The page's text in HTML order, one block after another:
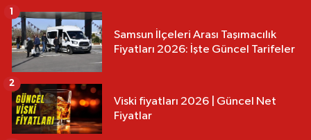
Samsun İlçeleri Arası Taşımacılık
Fiyatları 2026: İşte Güncel Tarifeler
1
Viski fiyatları 2026 | Güncel Net
Fiyatlar
2